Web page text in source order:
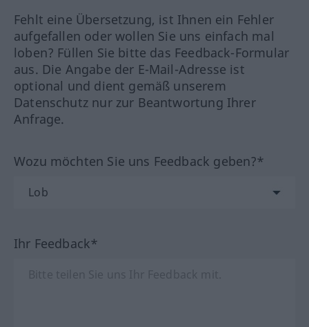
Fehlt eine Übersetzung, ist Ihnen ein Fehler
aufgefallen oder wollen Sie uns einfach mal
loben? Füllen Sie bitte das Feedback-Formular
aus. Die Angabe der E-Mail-Adresse ist
optional und dient gemäß unserem
Datenschutz nur zur Beantwortung Ihrer
Anfrage.
Wozu möchten Sie uns Feedback geben?*
Ihr Feedback*